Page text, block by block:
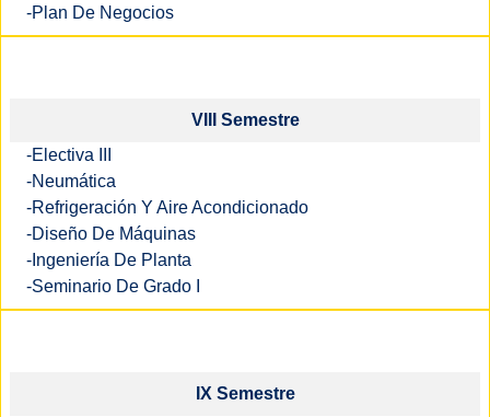
-Plan De Negocios
VIII Semestre
-Electiva III
-Neumática
-Refrigeración Y Aire Acondicionado
-Diseño De Máquinas
-Ingeniería De Planta
-Seminario De Grado I
IX Semestre